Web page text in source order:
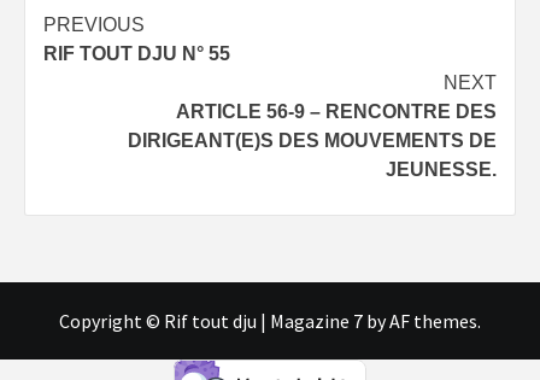
Post
navigation
PREVIOUS
RIF TOUT DJU N° 55
NEXT
ARTICLE 56-9 – RENCONTRE DES
DIRIGEANT(E)S DES MOUVEMENTS DE
JEUNESSE.
Copyright © Rif tout dju | Magazine 7 by AF themes.